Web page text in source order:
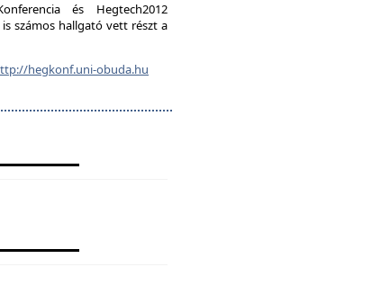
és Hegtech2012
számos hallgató vett részt a
hegkonf.uni-obuda.hu